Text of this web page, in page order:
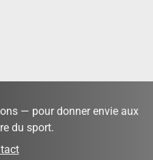
— pour donner envie aux
du sport.